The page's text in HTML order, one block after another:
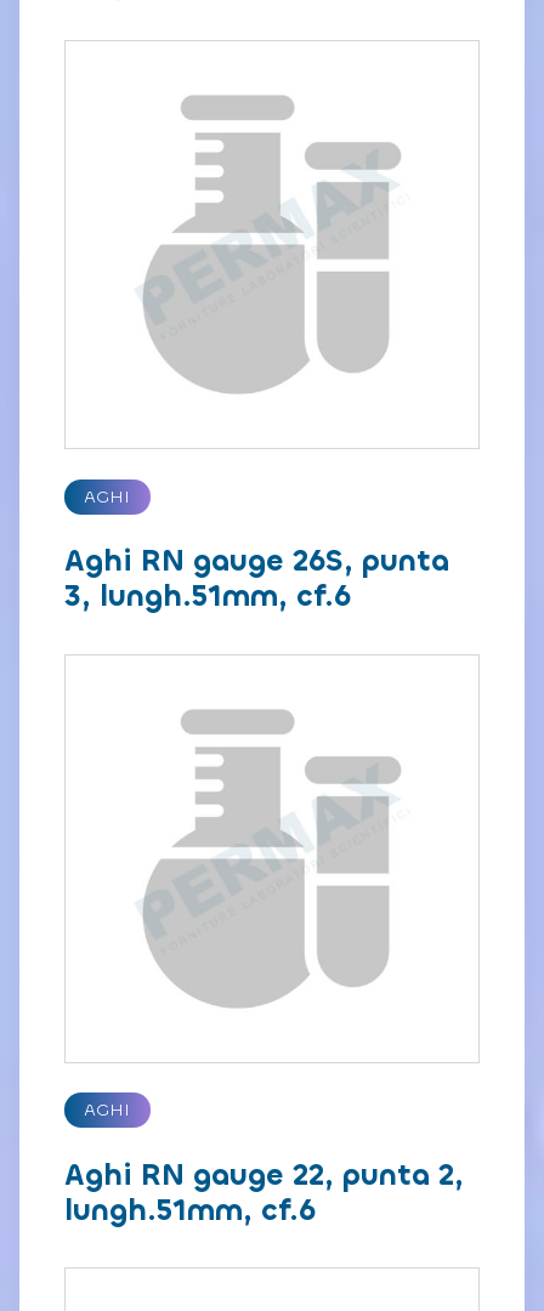
AGHI
Aghi RN gauge 26S, punta
3, lungh.51mm, cf.6
AGHI
Aghi RN gauge 22, punta 2,
lungh.51mm, cf.6